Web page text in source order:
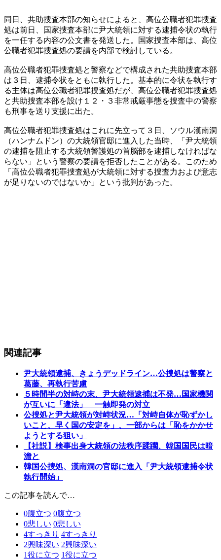
同日、共助捜査本部の知らせによると、高位公職者犯罪捜査
処は前日、国家捜査本部に尹大統領に対する逮捕令状の執行
を一任する内容の公文書を発送した。国家捜査本部は、高位
公職者犯罪捜査処の要請を内部で検討している。
高位公職者犯罪捜査処と警察などで構成された共助捜査本部
は３日、逮捕令状をともに執行した。基本的に令状を執行す
る主体は高位公職者犯罪捜査処だが、高位公職者犯罪捜査処
と共助捜査本部を設け１２・３非常戒厳事態を捜査中の警察
も刑事を送り支援に出た。
高位公職者犯罪捜査処はこれに先立って３日、ソウル漢南洞
（ハンナムドン）の大統領官邸に進入した当時、「尹大統領
の逮捕を阻止する大統領警護処の首脳部を逮捕しなければな
らない」という警察の要請を拒否したことがある。このため
「高位公職者犯罪捜査処が大統領に対する捜査力および意志
が足りないのではないか」という批判があった。
関連記事
尹大統領逮捕、きょうデッドライン…公捜処は警察と
葛藤、再執行苦慮
５時間半の対峙の末、尹大統領逮捕は不発…国家機関
が互いに「違法」 一触即発の対立
公捜処と尹大統領が対峙状況…「対峙自体が恥ずかし
いこと、早く国の安定を」、一部からは「恥をかかせ
ようとする狙い」
【社説】検事出身大統領の法秩序蹂躪、韓国国民は暗
澹と
韓国公捜処、漢南洞の官邸に進入「尹大統領逮捕令状
執行開始」
この記事を読んで…
0腹立つ 0腹立つ
0悲しい 0悲しい
4すっきり 4すっきり
2興味深い 2興味深い
1役に立つ 1役に立つ